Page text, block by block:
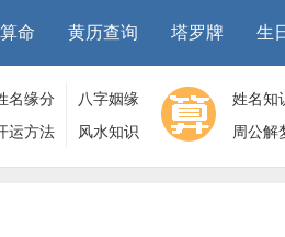
命 黄历查询 塔罗牌 生
名缘分
八字姻缘
运方法 风水知识
姓名知
周公解